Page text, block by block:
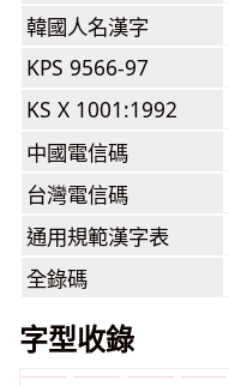
韓國人名漢字
KPS 9566-97
KS X 1001:1992
中國電信碼
台灣電信碼
通用規範漢字表
全錄碼
字型收錄